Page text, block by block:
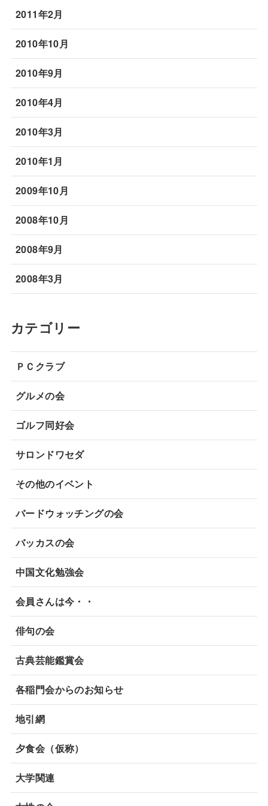
2011年2月
2010年10月
2010年9月
2010年4月
2010年3月
2010年1月
2009年10月
2008年10月
2008年9月
2008年3月
カテゴリー
ＰＣクラブ
グルメの会
ゴルフ同好会
サロンドワセダ
その他のイベント
バードウォッチングの会
バッカスの会
中国文化勉強会
会員さんは今・・
俳句の会
古典芸能鑑賞会
各稲門会からのお知らせ
地引網
夕食会（仮称）
大学関連